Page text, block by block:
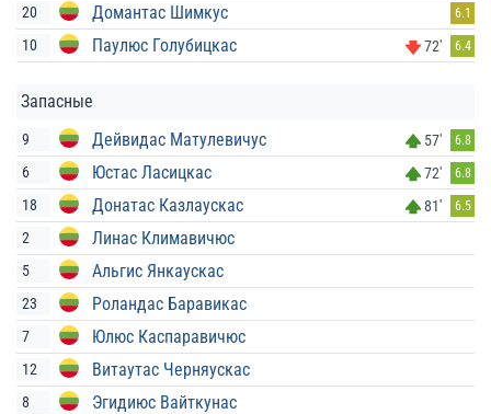
20 Домантас Шимкус 6.1
10 Паулюс Голубицкас 72' 6.4
Запасные
9 Дейвидас Матулевичус 57' 6.8
6 Юстас Ласицкас 72' 6.8
18 Донатас Казлаускас 81' 6.5
2 Линас Климавичюс
5 Альгис Янкаускас
23 Роландас Баравикас
7 Юлюс Каспаравичюс
12 Витаутас Черняускас
8 Эгидиюс Вайткунас